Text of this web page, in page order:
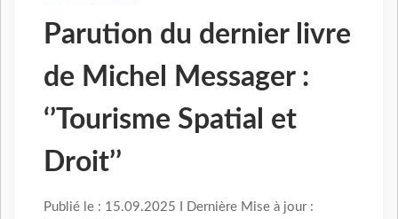
Parution du dernier livre
de Michel Messager :
‘’Tourisme Spatial et
Droit’’
Publié le : 15.09.2025 I Dernière Mise à jour :